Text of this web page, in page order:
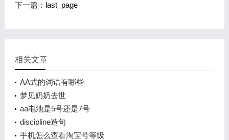
下一篇： last_page
相关文章
AA式的词语有哪些
梦见奶奶去世
aa电池是5号还是7号
discipline造句
手机怎么查看淘宝号等级